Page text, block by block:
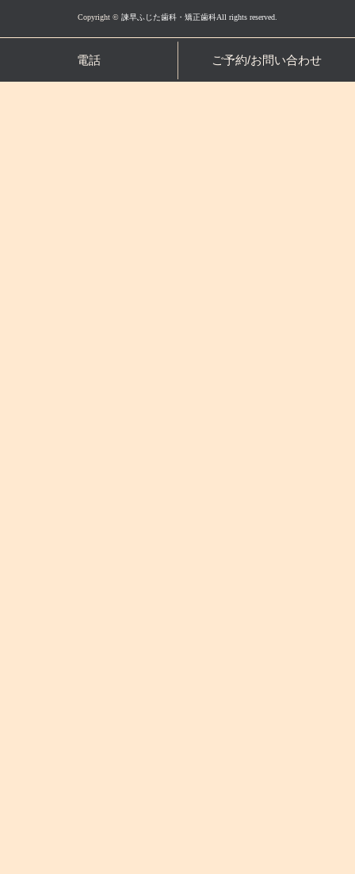
Copyright © 諫早ふじた歯科・矯正歯科All rights reserved.
電話 ご予約/お問い合わせ